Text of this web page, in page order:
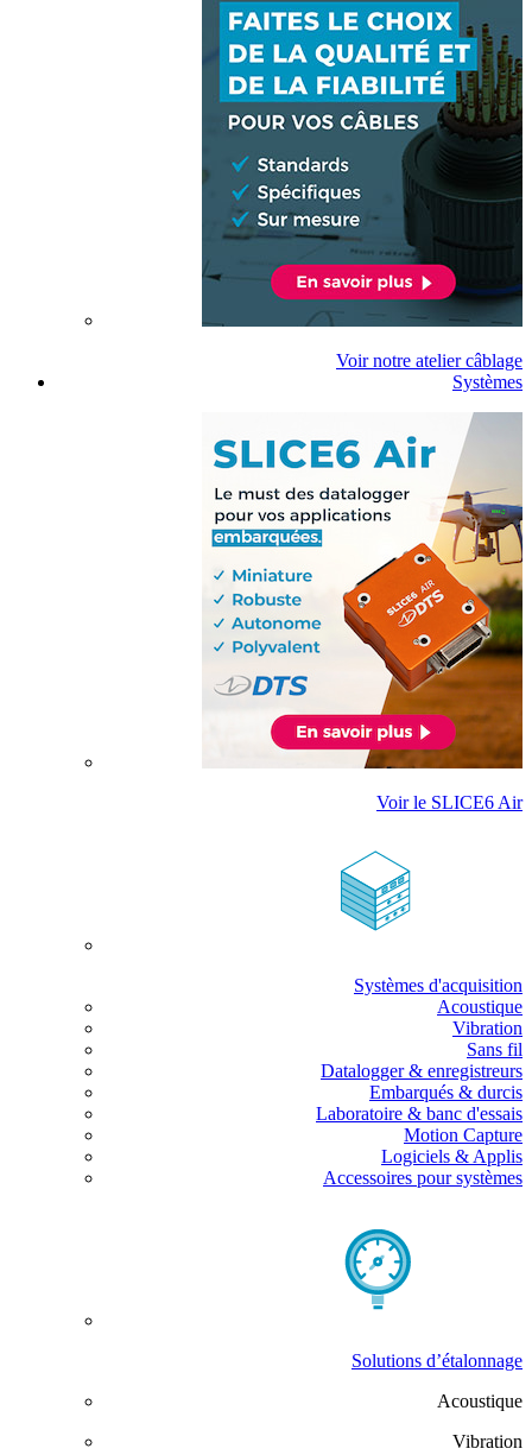
Voir notre atelier câblage
Systèmes
Voir le SLICE6 Air
Systèmes d'acquisition
Acoustique
Vibration
Sans fil
Datalogger & enregistreurs
Embarqués & durcis
Laboratoire & banc d'essais
Motion Capture
Logiciels & Applis
Accessoires pour systèmes
Solutions d’étalonnage
Acoustique
Vibration